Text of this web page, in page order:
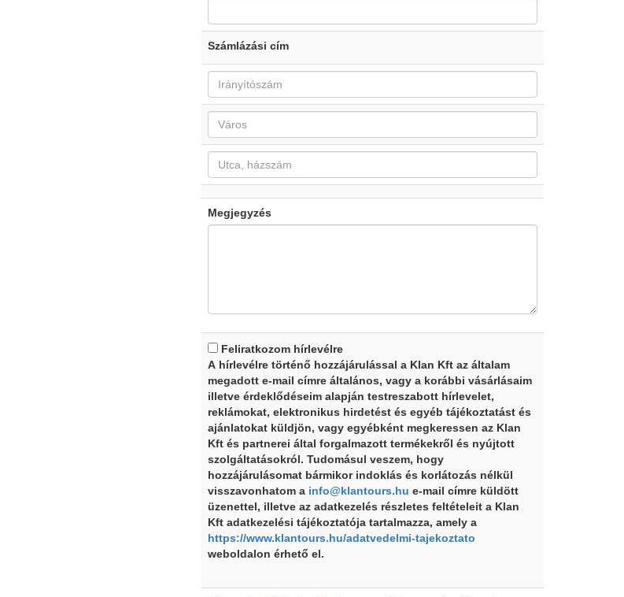
Számlázási cím
Megjegyzés
Feliratkozom hírlevélre
A hírlevélre történő hozzájárulással a Klan Kft az általam
megadott e-mail címre általános, vagy a korábbi vásárlásaim
illetve érdeklődéseim alapján testreszabott hírlevelet,
reklámokat, elektronikus hirdetést és egyéb tájékoztatást és
ajánlatokat küldjön, vagy egyébként megkeressen az Klan
Kft és partnerei által forgalmazott termékekről és nyújtott
szolgáltatásokról. Tudomásul veszem, hogy
hozzájárulásomat bármikor indoklás és korlátozás nélkül
visszavonhatom a info@klantours.hu e-mail címre küldött
üzenettel, illetve az adatkezelés részletes feltételeit a Klan
Kft adatkezelési tájékoztatója tartalmazza, amely a
https://www.klantours.hu/adatvedelmi-tajekoztato
weboldalon érhető el.